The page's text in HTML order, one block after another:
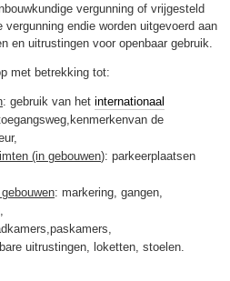
vergunning of vrijgesteld
endie worden uitgevoerd aan
en uitrustingen voor openbaar gebruik.
met betrekking tot:
: gebruik van het internationaal
toegangsweg,kenmerkenvan de
(in gebouwen): parkeerplaatsen
: markering, gangen,
uitrustingen, loketten, stoelen.